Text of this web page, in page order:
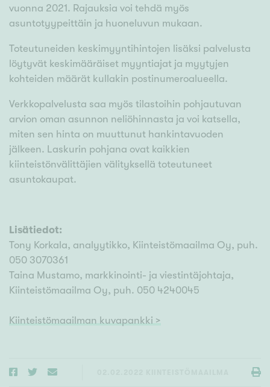
vuonna 2021. Rajauksia voi tehdä myös
asuntotyypeittäin ja huoneluvun mukaan.
Toteutuneiden keskimyyntihintojen lisäksi palvelusta
löytyvät keskimääräiset myyntiajat ja myytyjen
kohteiden määrät kullakin postinumeroalueella.
Verkkopalvelusta saa myös tilastoihin pohjautuvan
arvion oman asunnon neliöhinnasta ja voi katsella,
miten sen hinta on muuttunut hankintavuoden
jälkeen. Laskurin pohjana ovat kaikkien
kiinteistönvälittäjien välityksellä toteutuneet
asuntokaupat.
Lisätiedot:
Tony Korkala, analyytikko, Kiinteistömaailma Oy, puh.
050 3070361
Taina Mustamo, markkinointi- ja viestintäjohtaja,
Kiinteistömaailma Oy, puh. 050 4240045
Kiinteistömaailman kuvapankki >